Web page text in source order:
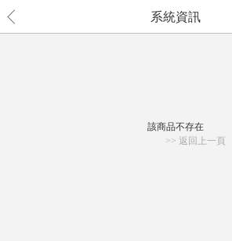
系統資訊
該商品不存在
>> 返回上一頁